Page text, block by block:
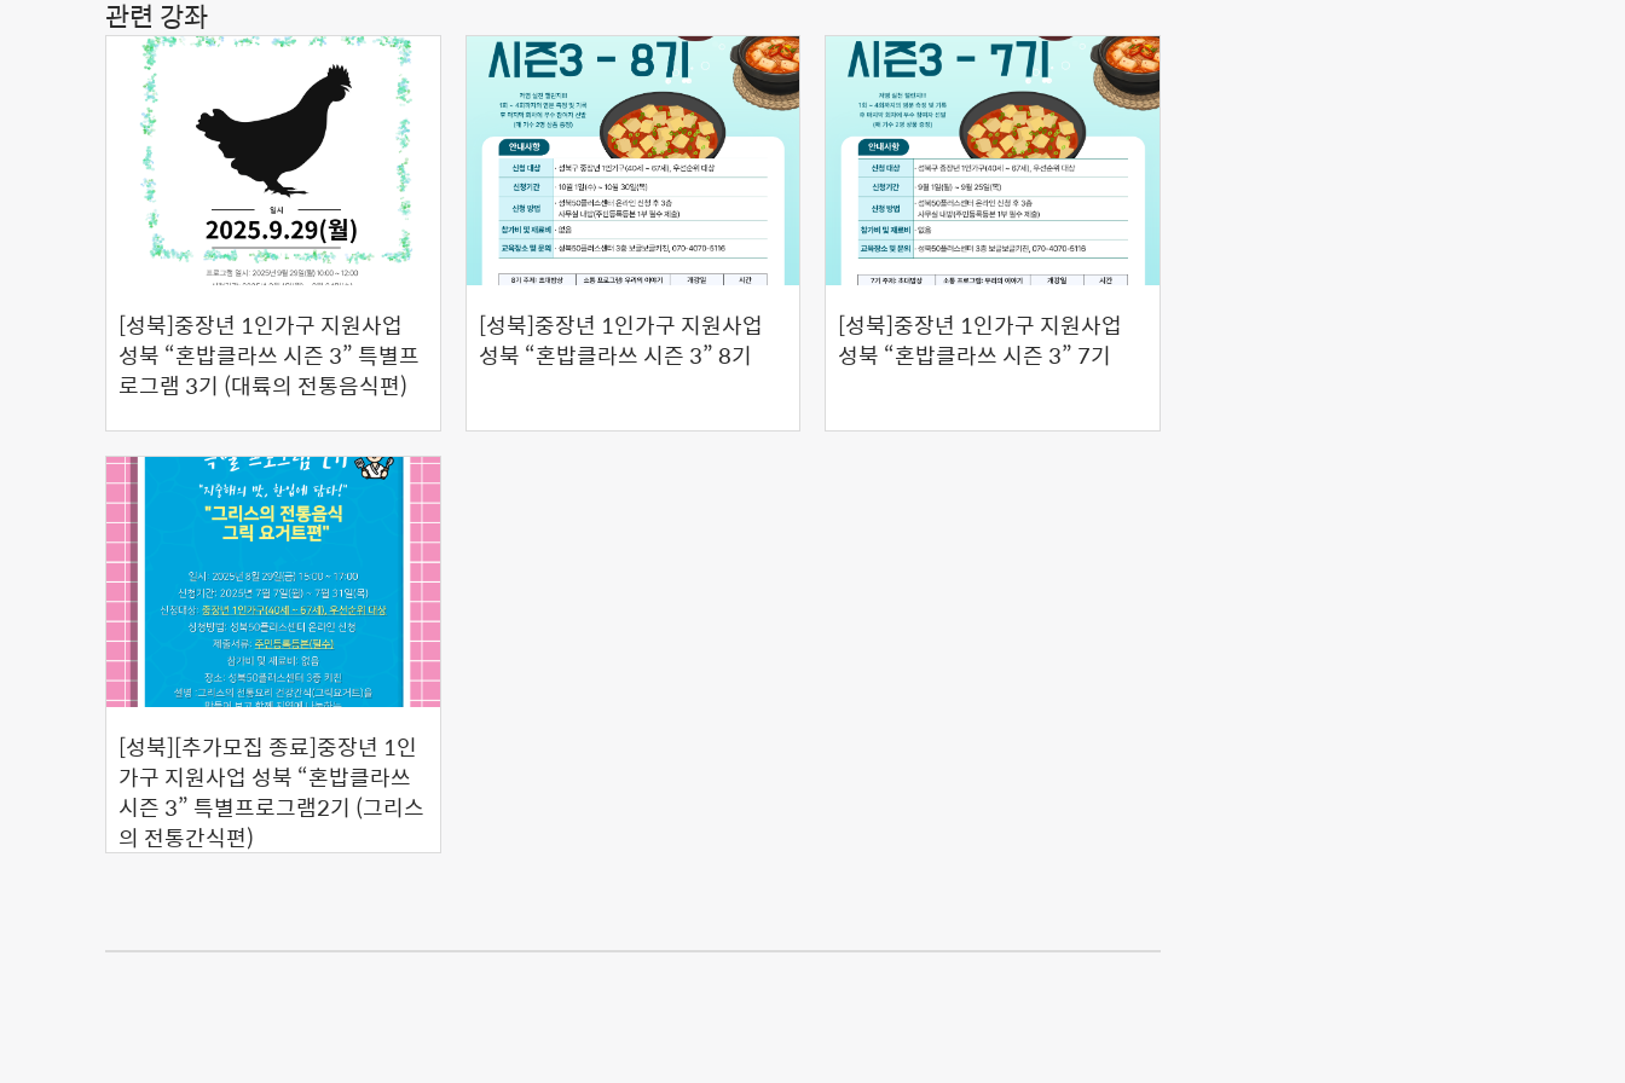
관련 강좌
[성북]중장년 1인가구 지원사업
성북 “혼밥클라쓰 시즌 3” 특별프
로그램 3기 (대륙의 전통음식편)
[성북]중장년 1인가구 지원사업
성북 “혼밥클라쓰 시즌 3” 8기
[성북]중장년 1인가구 지원사업
성북 “혼밥클라쓰 시즌 3” 7기
[성북][추가모집 종료]중장년 1인
가구 지원사업 성북 “혼밥클라쓰
시즌 3” 특별프로그램2기 (그리스
의 전통간식편)